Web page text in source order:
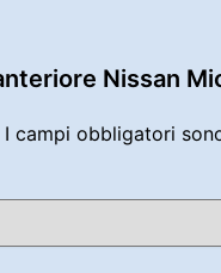
Nissan
I campi obbligatori